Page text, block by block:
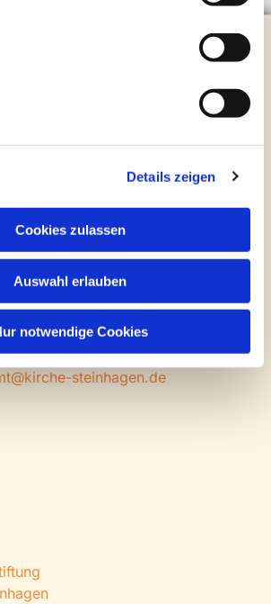
Details zeigen
Cookies zulassen
Auswahl erlauben
notwendige Cookies
Steinhagen
steinhagen.de
Vereinbarung
65
steinhagen.de